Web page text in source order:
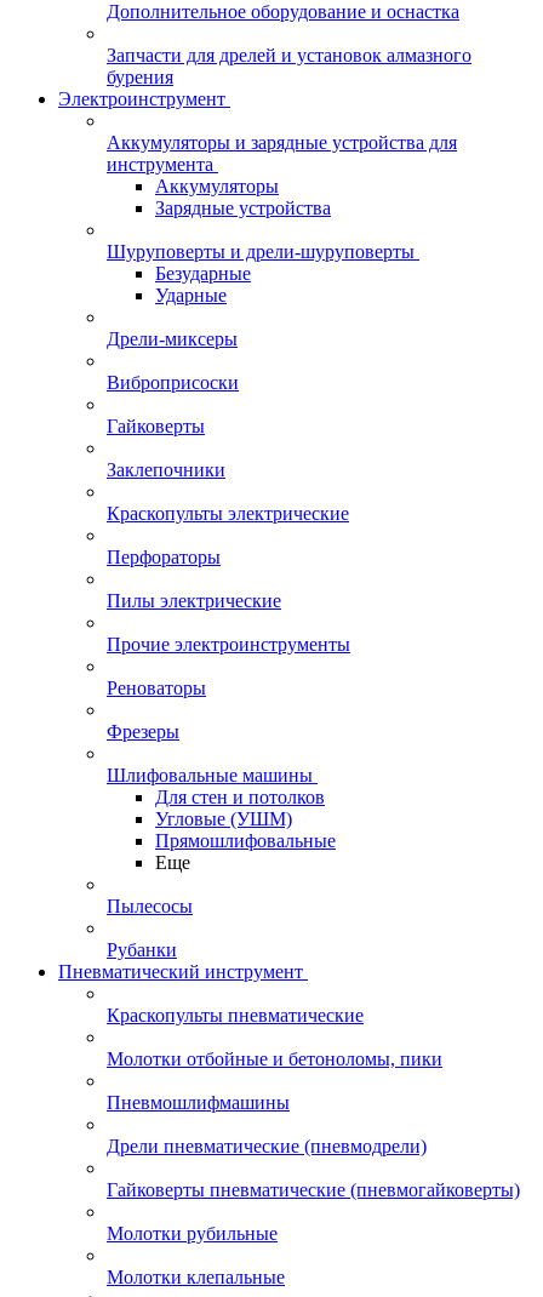
Дополнительное оборудование и оснастка
Запчасти для дрелей и установок алмазного
бурения
Электроинструмент
Аккумуляторы и зарядные устройства для
инструмента
Аккумуляторы
Зарядные устройства
Шуруповерты и дрели-шуруповерты
Безударные
Ударные
Дрели-миксеры
Виброприсоски
Гайковерты
Заклепочники
Краскопульты электрические
Перфораторы
Пилы электрические
Прочие электроинструменты
Реноваторы
Фрезеры
Шлифовальные машины
Для стен и потолков
Угловые (УШМ)
Прямошлифовальные
Еще
Пылесосы
Рубанки
Пневматический инструмент
Краскопульты пневматические
Молотки отбойные и бетоноломы, пики
Пневмошлифмашины
Дрели пневматические (пневмодрели)
Гайковерты пневматические (пневмогайковерты)
Молотки рубильные
Молотки клепальные